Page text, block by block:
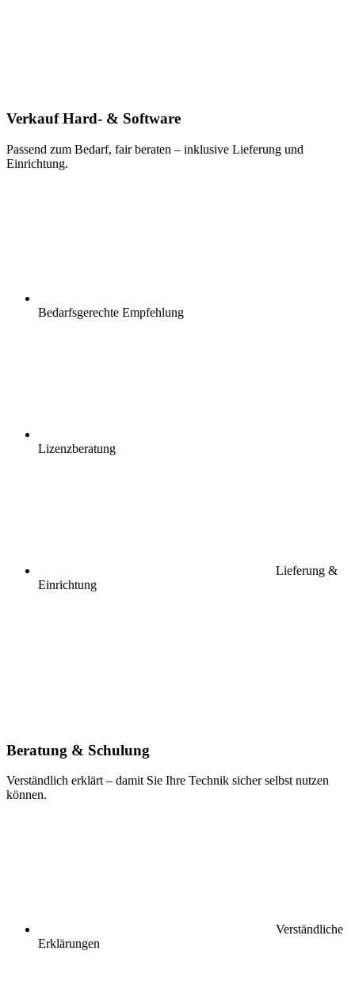
Verkauf Hard- & Software
Passend zum Bedarf, fair beraten – inklusive Lieferung und
Einrichtung.
Bedarfsgerechte Empfehlung
Lizenzberatung
Lieferung &
Einrichtung
Beratung & Schulung
Verständlich erklärt – damit Sie Ihre Technik sicher selbst nutzen
können.
Verständliche
Erklärungen